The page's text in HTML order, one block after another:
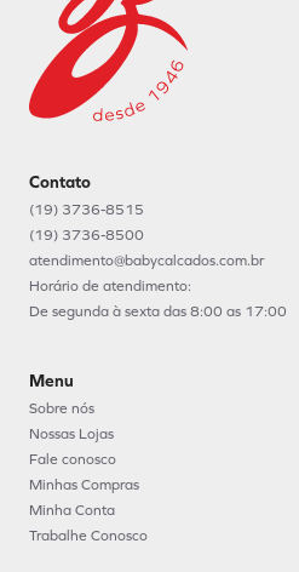
Contato
(19) 3736-8515
(19) 3736-8500
atendimento@babycalcados.com.br
Horário de atendimento:
De segunda à sexta das 8:00 as 17:00
Menu
Sobre nós
Nossas Lojas
Fale conosco
Minhas Compras
Minha Conta
Trabalhe Conosco